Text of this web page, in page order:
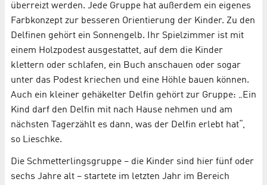
überreizt werden. Jede Gruppe hat außerdem ein eigenes
Farbkonzept zur besseren Orientierung der Kinder. Zu den
Delfinen gehört ein Sonnengelb. Ihr Spielzimmer ist mit
einem Holzpodest ausgestattet, auf dem die Kinder
klettern oder schlafen, ein Buch anschauen oder sogar
unter das Podest kriechen und eine Höhle bauen können.
Auch ein kleiner gehäkelter Delfin gehört zur Gruppe: „Ein
Kind darf den Delfin mit nach Hause nehmen und am
nächsten Tagerzählt es dann, was der Delfin erlebt hat“,
so Lieschke.
Die Schmetterlingsgruppe – die Kinder sind hier fünf oder
sechs Jahre alt – startete im letzten Jahr im Bereich